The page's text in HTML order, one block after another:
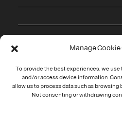
Manage
To provide the best experiences, we
and/or access device information.
allow us to process data such as
Not consenting or withdrawing
قسنطينة - تبسة